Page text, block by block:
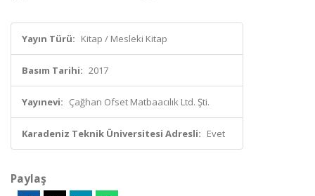
Yayın Türü: Kitap / Mesleki Kitap
Basım Tarihi: 2017
Yayınevi: Çağhan Ofset Matbaacılık Ltd. Şti.
Karadeniz Teknik Üniversitesi Adresli: Evet
Paylaş